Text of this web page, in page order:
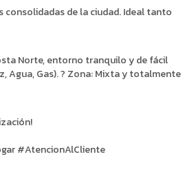
de la ciudad. Ideal tanto
Norte, entorno tranquilo y de fácil
Agua, Gas). ? Zona: Mixta y totalmente
#AtencionAlCliente